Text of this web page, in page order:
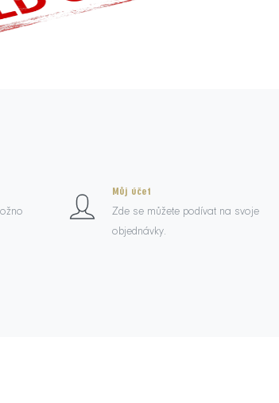
Můj účet
Zde se můžete podívat na svoje
objednávky.